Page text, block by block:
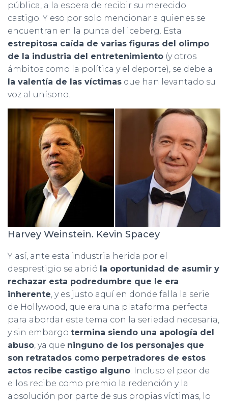
pública, a la espera de recibir su merecido
castigo. Y eso por solo mencionar a quienes se
encuentran en la punta del iceberg. Esta
estrepitosa caída de varias figuras del olimpo
de la industria del entretenimiento (y otros
ámbitos como la política y el deporte), se debe a
la valentía de las víctimas que han levantado su
voz al unísono.
Harvey Weinstein. Kevin Spacey
Y así, ante esta industria herida por el
desprestigio se abrió la oportunidad de asumir y
rechazar esta podredumbre que le era
inherente , y es justo aquí en donde falla la serie
de Hollywood, que era una plataforma perfecta
para abordar este tema con la seriedad necesaria,
y sin embargo termina siendo una apología del
abuso , ya que ninguno de los personajes que
son retratados como perpetradores de estos
actos recibe castigo alguno . Incluso el peor de
ellos recibe como premio la redención y la
absolución por parte de sus propias víctimas, lo